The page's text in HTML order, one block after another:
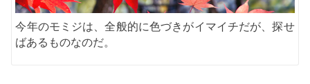
今年のモミジは、全般的に色づきがイマイチだが、探せ
ばあるものなのだ。